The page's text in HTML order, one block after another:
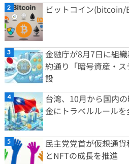
ビットコイン(bitcoin/
金融庁が8月7日に組
約通り「暗号資産・
設
台湾、10月から国内
金にトラベルルール
民主党党首が仮想通
とNFTの成長を推進